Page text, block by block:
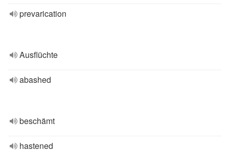
prevarication
Ausflüchte
abashed
beschämt
hastened